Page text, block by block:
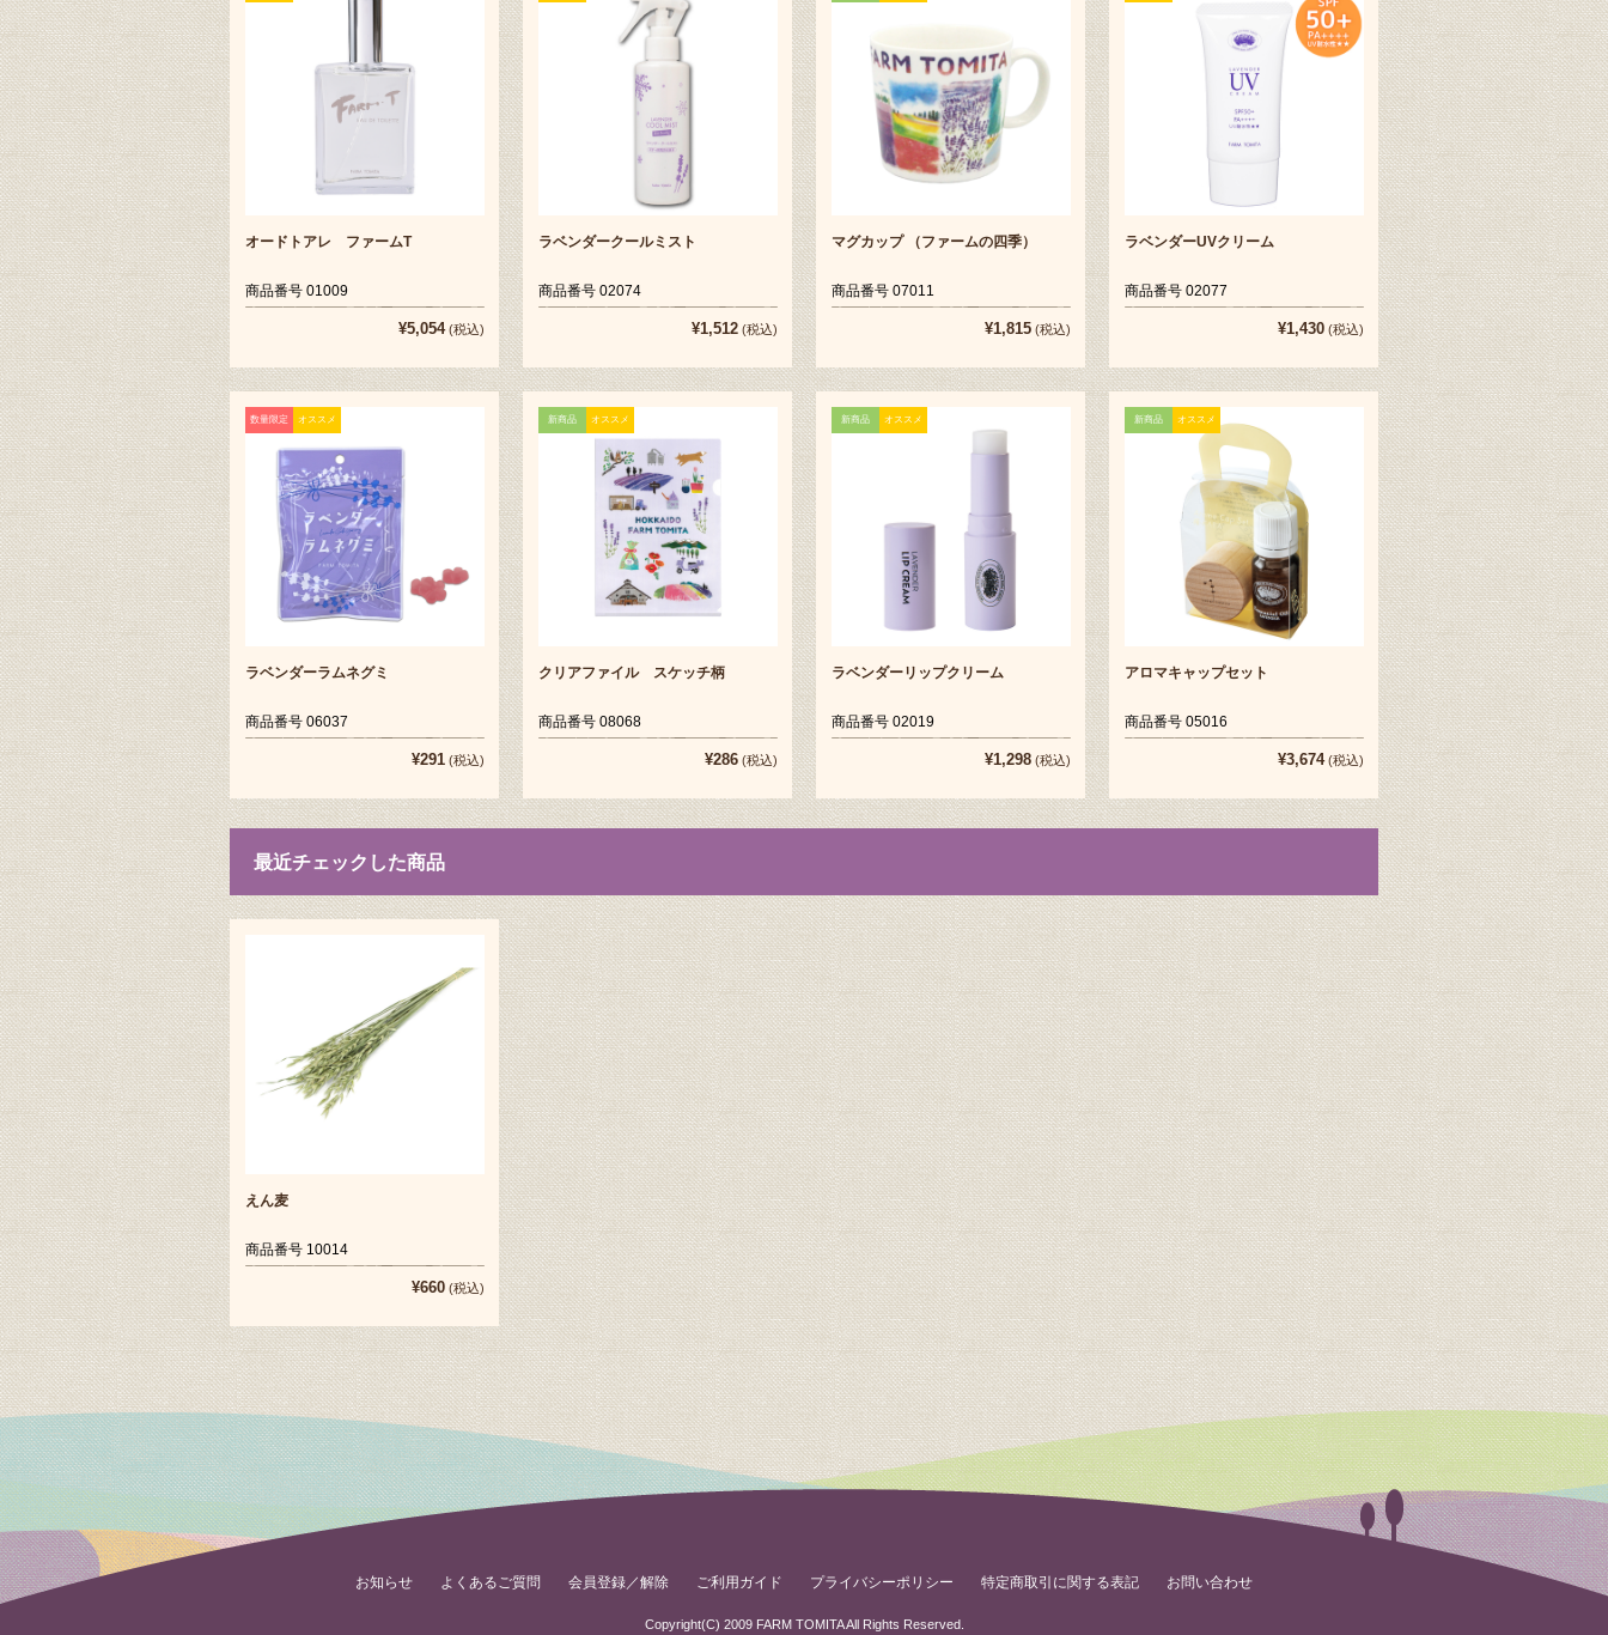
オードトアレ ファームT
商品番号 01009
¥5,054(税込)
ラベンダークールミスト
商品番号 02074
¥1,512 (税込)
マグカップ （ファームの四季）
商品番号 07011
¥1,815 (税込)
ラベンダーUVクリーム
商品番号 02077
¥1,430 (税込)
数量限定 オススメ
ラベンダーラムネグミ
商品番号 06037
¥291 (税込)
新商品 オススメ
クリアファイル スケッチ柄
商品番号 08068
¥286 (税込)
新商品 オススメ
ラベンダーリップクリーム
商品番号 02019
¥1,298 (税込)
新商品 オススメ
アロマキャップセット
商品番号 05016
¥3,674(税込)
最近チェックした商品
えん麦
商品番号 10014
¥660 (税込)
お知らせ よくあるご質問 会員登録／解除 ご利用ガイド プライバシーポリシー 特定商取引に関する表記 お問い合わせ
Copyright(C) 2009 FARM TOMITA All Rights Reserved.